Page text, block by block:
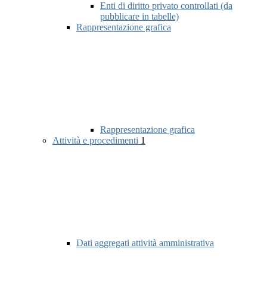
Enti di diritto privato controllati (da
pubblicare in tabelle)
Rappresentazione grafica
Rappresentazione grafica
Attività e procedimenti 1
Dati aggregati attività amministrativa